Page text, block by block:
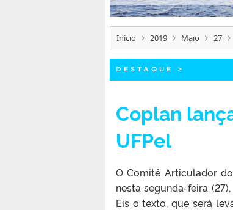
Início 2019 Maio 27
DESTAQUE >
Coplan
UFPel
O Comitê Articulador
nesta segunda-feira
Eis o texto, que será